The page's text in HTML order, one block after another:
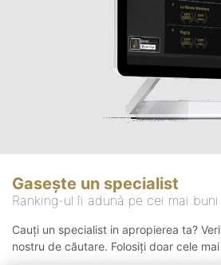
Gasește un specialist
Ranking-ul îi adună pe cei mai
Cauți un specialist in apropierea ta?
nostru de căutare. Folosiți doar cele